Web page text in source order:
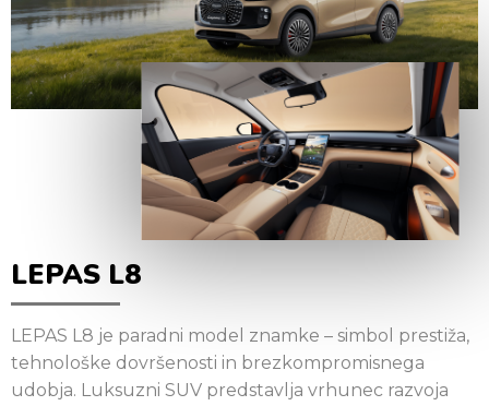
LEPAS L8
LEPAS L8 je paradni model znamke – simbol prestiža,
tehnološke dovršenosti in brezkompromisnega
udobja. Luksuzni SUV predstavlja vrhunec razvoja